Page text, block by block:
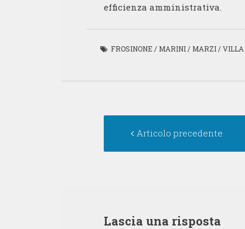
efficienza amministrativa.
FROSINONE / MARINI / MARZI /VILLA
articoloArticolo precedente
Lascia una risposta